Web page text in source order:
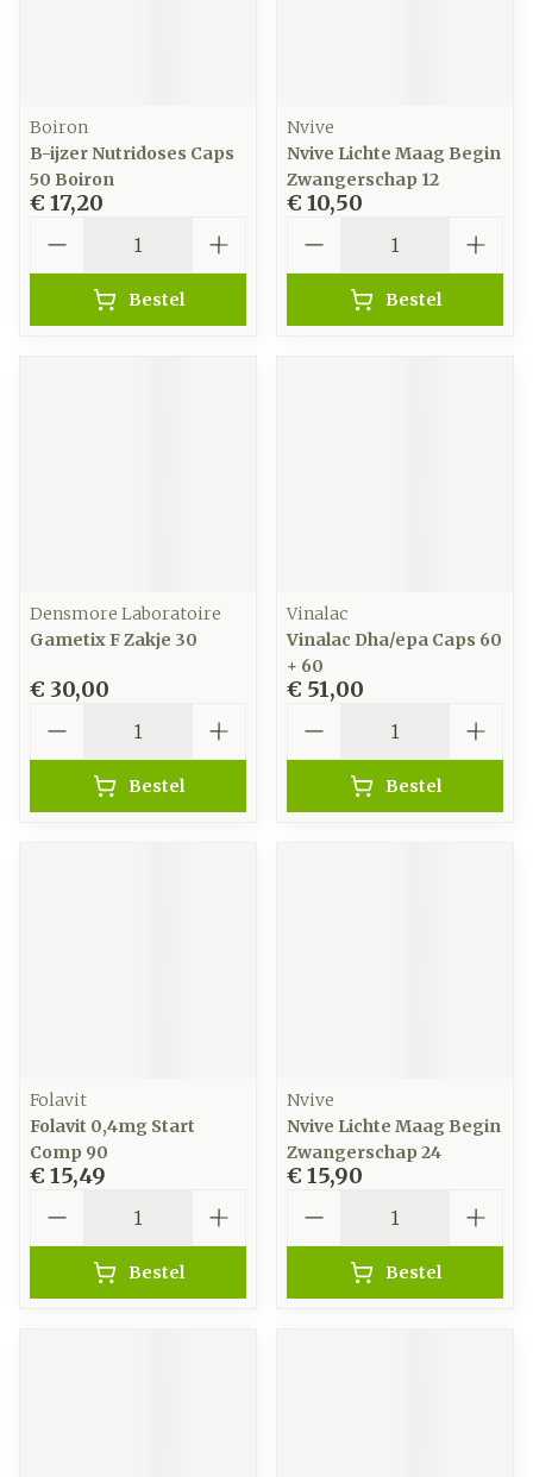
Boiron
B-ijzer Nutridoses Caps
50 Boiron
€ 17,20
Bestel
Nvive
Nvive Lichte Maag Begin
Zwangerschap 12
€ 10,50
Bestel
Densmore Laboratoire
Gametix F Zakje 30
€ 30,00
Bestel
Vinalac
Vinalac Dha/epa Caps 60
+ 60
€ 51,00
Bestel
Folavit
Folavit 0,4mg Start
Comp 90
€ 15,49
Bestel
Nvive
Nvive Lichte Maag Begin
Zwangerschap 24
€ 15,90
Bestel